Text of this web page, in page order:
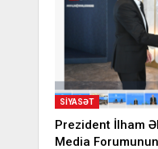
SIYASƏT
Prezident İlham
Media